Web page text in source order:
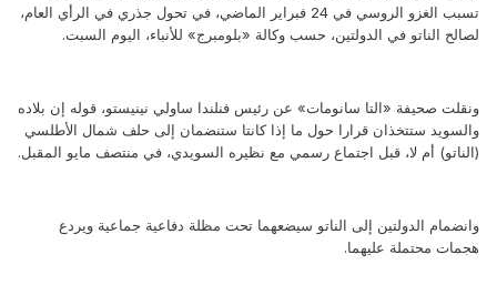
تسبب الغزو الروسي في 24 فبراير الماضي، في تحول جذري في الرأي العام،
لصالح الناتو في الدولتين، حسب وكالة «بلومبرج» للأنباء، اليوم السبت.
ونقلت صحيفة «التا سانومات» عن رئيس فنلندا ساولي نينيستو، قوله إن بلاده
والسويد ستتخذان قرارا حول ما إذا كانتا ستنضمان إلى حلف شمال الأطلسي
(الناتو) أم لا، قبل اجتماع رسمي مع نظيره السويدي، في منتصف مايو المقبل.
وانضمام الدولتين إلى الناتو سيضعهما تحت مظلة دفاعية جماعية ويردع
هجمات محتملة عليهما.